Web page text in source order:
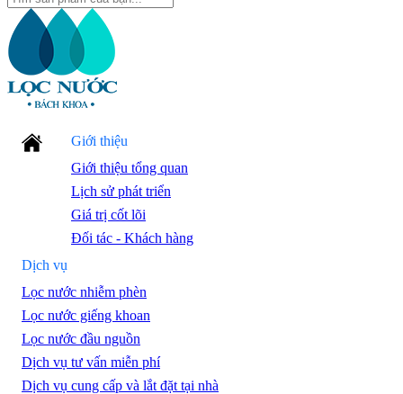
Giới thiệu
Giới thiệu tổng quan
Lịch sử phát triển
Giá trị cốt lõi
Đối tác - Khách hàng
Dịch vụ
Lọc nước nhiễm phèn
Lọc nước giếng khoan
Lọc nước đầu nguồn
Dịch vụ tư vấn miễn phí
Dịch vụ cung cấp và lắt đặt tại nhà